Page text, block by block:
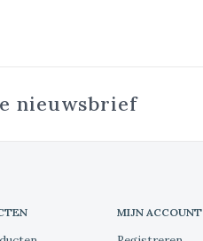
nieuwsbrief
MIJN ACCOUNT